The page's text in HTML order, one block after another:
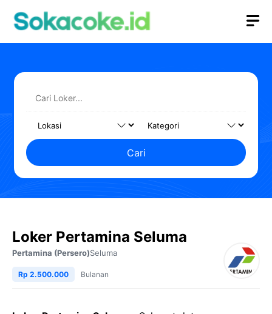
Cari
Loker Pertamina Seluma
Pertamina (Persero)Seluma
Rp 2.500.000 Bulanan